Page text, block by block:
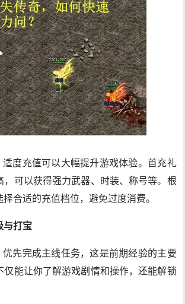
适度充值可以大幅提升游戏体验。首充礼
，可以获得强力武器、时装、称号等。根
合适的充值档位，避免过度消费。
与打宝
优先完成主线任务，这是前期经验的主要
仅能让你了解游戏剧情和操作，还能解锁